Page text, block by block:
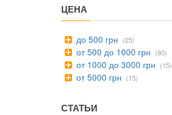
ЦЕНА
до 500 грн (25)
от 500 до 1000 грн (80)
от 1000 до 3000 грн (15)
от 5000 грн (15)
СТАТЬИ